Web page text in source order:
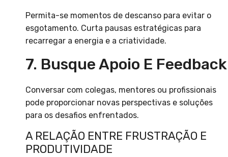
Permita-se momentos de descanso para evitar o
esgotamento. Curta pausas estratégicas para
recarregar a energia e a criatividade.
7. Busque Apoio E Feedback
Conversar com colegas, mentores ou profissionais
pode proporcionar novas perspectivas e soluções
para os desafios enfrentados.
A RELAÇÃO ENTRE FRUSTRAÇÃO E
PRODUTIVIDADE